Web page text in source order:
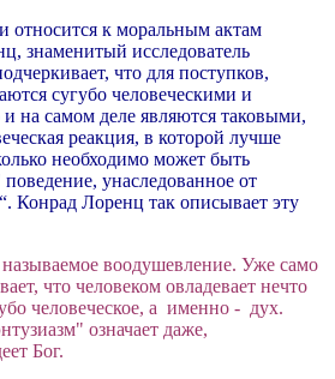
относится к моральным актам
знаменитый исследователь
что для поступков,
сугубо человеческими и
на самом деле являются таковыми,
реакция, в которой лучше
необходимо может быть
унаследованное от
Конрад Лоренц так описывает эту
называемое воодушевление. Уже само
что человеком овладевает нечто
человеческое, а именно - дух.
означает даже,
Бог.